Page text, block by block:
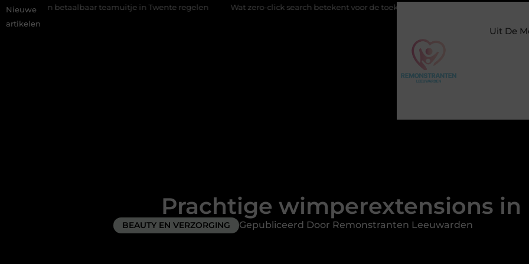
Nieuwe
artikelen
teamuitje in Twente regelen Wat zero-click search betekent voor de toekomst van online zichtbaarheid
Uit De
Prachtige wimperextensions in
BEAUTY EN VERZORGING Gepubliceerd Door Remonstranten Leeuwarden